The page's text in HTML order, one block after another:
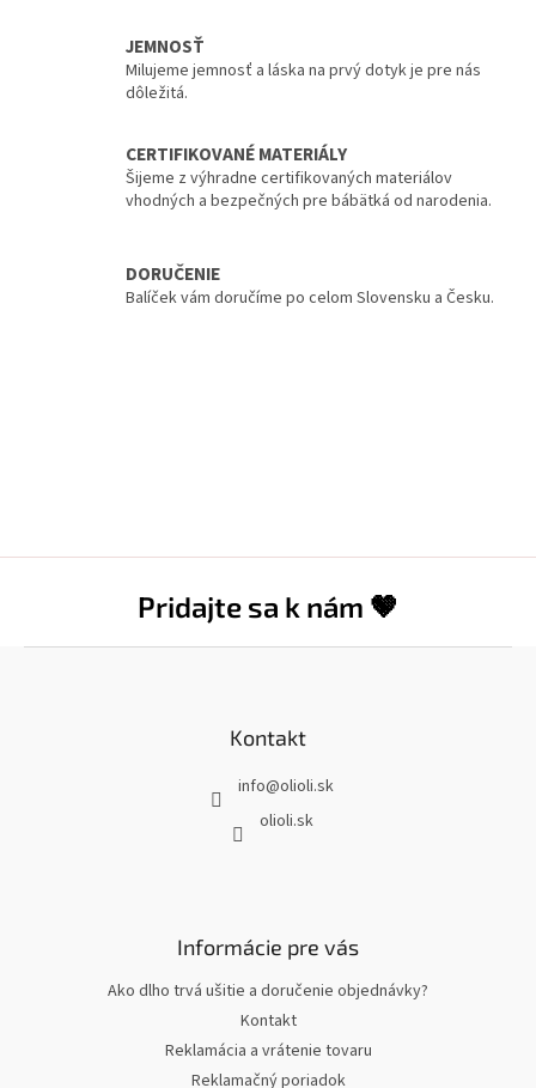
JEMNOSŤ
Milujeme jemnosť a láska na prvý dotyk je pre nás
dôležitá.
CERTIFIKOVANÉ MATERIÁLY
Šijeme z výhradne certifikovaných materiálov
vhodných a bezpečných pre bábätká od narodenia.
DORUČENIE
Balíček vám doručíme po celom Slovensku a Česku.
Pridajte sa k nám 🤎
Kontakt
info@olioli.sk
olioli.sk
Informácie pre vás
Ako dlho trvá ušitie a doručenie objednávky?
Kontakt
Reklamácia a vrátenie tovaru
Reklamačný poriadok